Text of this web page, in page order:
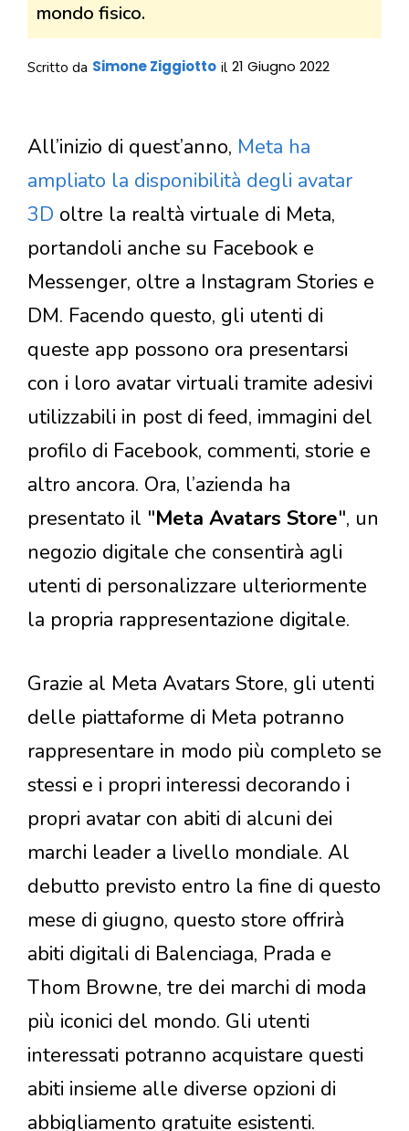
mondo fisico.
Scritto da Simone Ziggiotto il 21 Giugno 2022
All’inizio di quest’anno, Meta ha
ampliato la disponibilità degli avatar
3D oltre la realtà virtuale di Meta,
portandoli anche su Facebook e
Messenger, oltre a Instagram Stories e
DM. Facendo questo, gli utenti di
queste app possono ora presentarsi
con i loro avatar virtuali tramite adesivi
utilizzabili in post di feed, immagini del
profilo di Facebook, commenti, storie e
altro ancora. Ora, l’azienda ha
presentato il "Meta Avatars Store", un
negozio digitale che consentirà agli
utenti di personalizzare ulteriormente
la propria rappresentazione digitale.
Grazie al Meta Avatars Store, gli utenti
delle piattaforme di Meta potranno
rappresentare in modo più completo se
stessi e i propri interessi decorando i
propri avatar con abiti di alcuni dei
marchi leader a livello mondiale. Al
debutto previsto entro la fine di questo
mese di giugno, questo store offrirà
abiti digitali di Balenciaga, Prada e
Thom Browne, tre dei marchi di moda
più iconici del mondo. Gli utenti
interessati potranno acquistare questi
abiti insieme alle diverse opzioni di
abbigliamento gratuite esistenti.